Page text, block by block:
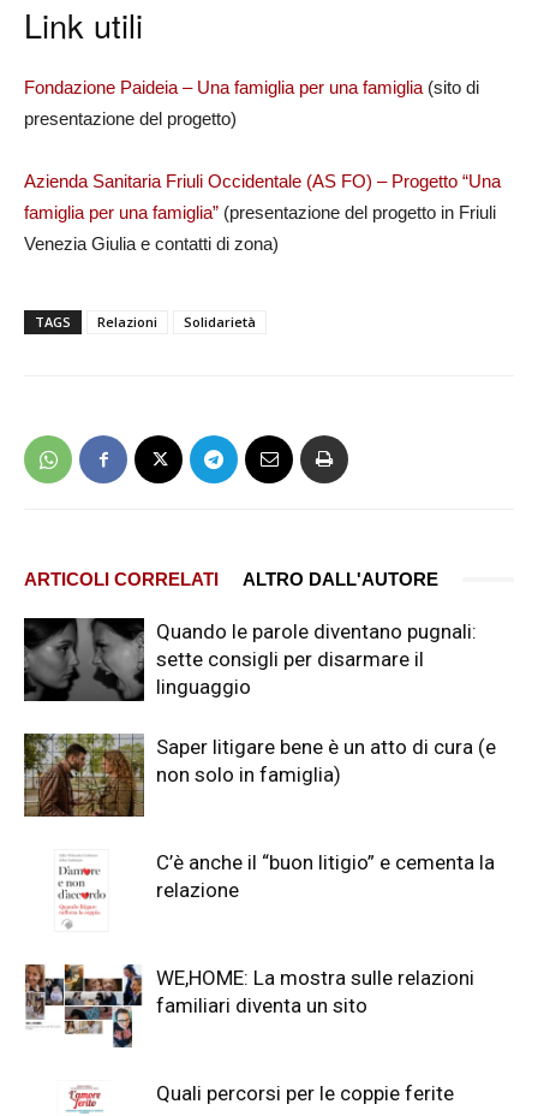
Link utili
Fondazione Paideia – Una famiglia per una famiglia (sito di
presentazione del progetto)
Azienda Sanitaria Friuli Occidentale (AS FO) – Progetto “Una
famiglia per una famiglia” (presentazione del progetto in Friuli
Venezia Giulia e contatti di zona)
TAGS Relazioni Solidarietà
ARTICOLI CORRELATI ALTRO DALL'AUTORE
Quando le parole diventano pugnali:
sette consigli per disarmare il
linguaggio
Saper litigare bene è un atto di cura (e
non solo in famiglia)
C’è anche il “buon litigio” e cementa la
relazione
WE,HOME: La mostra sulle relazioni
familiari diventa un sito
Quali percorsi per le coppie ferite